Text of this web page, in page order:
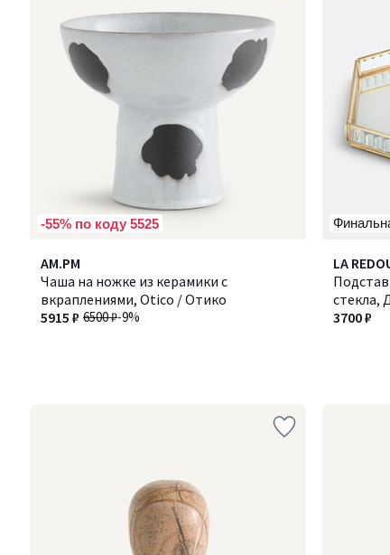
-55% по коду 5525
AM.PM
Чаша на ножке из керамики с
вкраплениями, Otico / Отико
6500 ₽-9%
5915 ₽
LA
стекла,
3700 ₽